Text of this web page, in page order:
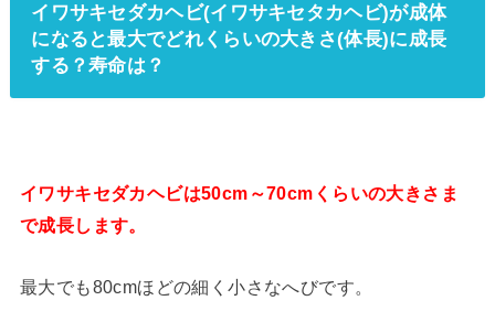
イワサキセダカヘビ(イワサキセタカヘビ)が成体
になると最大でどれくらいの大きさ(体長)に成長
する？寿命は？
イワサキセダカヘビは50cm～70cmくらいの大きさま
で成長します。
最大でも80cmほどの細く小さなへびです。